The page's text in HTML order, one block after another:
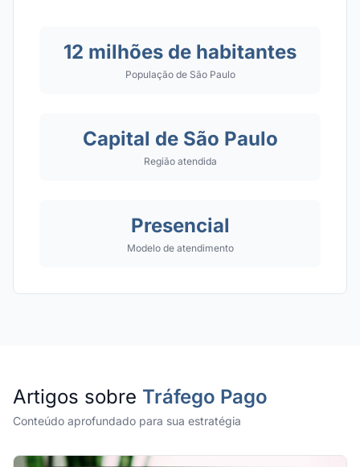
12 milhões de habitantes
População de São Paulo
Capital de São Paulo
Região atendida
Presencial
Modelo de atendimento
Artigos sobre Tráfego Pago
Conteúdo aprofundado para sua estratégia